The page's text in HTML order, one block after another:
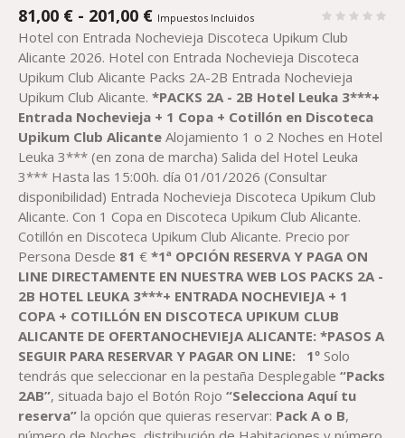
81,00 € - 201,00 €RANGO
DE
PRECIOS:
DESDE
81,00 €
HASTA
201,00 €
Impuestos Incluidos
Hotel con Entrada Nochevieja Discoteca Upikum Club
Alicante 2026. Hotel con Entrada Nochevieja Discoteca
Upikum Club Alicante Packs 2A-2B Entrada Nochevieja
Upikum Club Alicante.*PACKS 2A - 2B Hotel Leuka 3***+
Entrada Nochevieja + 1 Copa + Cotillón en Discoteca
Upikum Club Alicante Alojamiento 1 o 2 Noches en Hotel
Leuka 3*** (en zona de marcha) Salida del Hotel Leuka
3*** Hasta las 15:00h. día 01/01/2026 (Consultar
disponibilidad) Entrada Nochevieja Discoteca Upikum Club
Alicante. Con 1 Copa en Discoteca Upikum Club Alicante.
Cotillón en Discoteca Upikum Club Alicante. Precio por
Persona Desde 81 €*1ª OPCIÓN RESERVA Y PAGA ON
LINE DIRECTAMENTE EN NUESTRA WEB LOS PACKS 2A -
2B HOTEL LEUKA 3***+ ENTRADA NOCHEVIEJA + 1
COPA + COTILLÓN EN DISCOTECA UPIKUM CLUB
ALICANTE DE OFERTANOCHEVIEJA ALICANTE: *PASOS A
SEGUIR PARA RESERVARY PAGAR ON LINE: 1ºSolo
tendrás que seleccionar en la pestaña Desplegable“Packs
2AB”, situada bajo el Botón Rojo“Selecciona Aquí tu
reserva”la opción que quieras reservar: Pack A o B,